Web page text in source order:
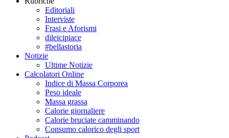
Editoriali
Interviste
Frasi e Aforismi
dileicipiace
#bellastoria
Notizie
Ultime Notizie
Calcolatori Online
Indice di Massa Corporea
Peso ideale
Massa grassa
Calorie giornaliere
Calorie bruciate camminando
Consumo calorico degli sport